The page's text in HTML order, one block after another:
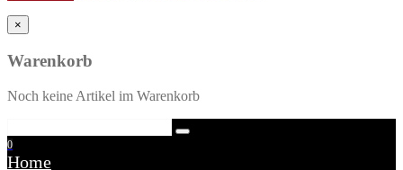
×
Warenkorb
Noch keine Artikel im Warenkorb
0
Home